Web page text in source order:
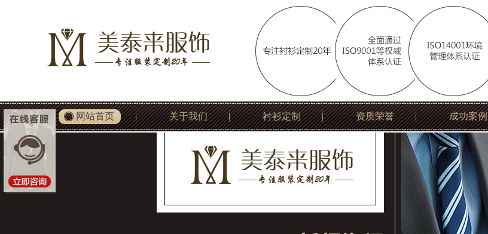
网站首页 关于我们 衬衫定制 资质荣誉 成功案例